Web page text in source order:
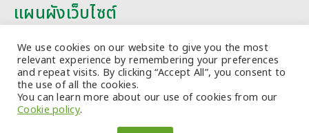
แผนผังเว็บไซต์
บทความ
We use cookies on our website to give you the most
relevant experience by remembering your preferences
and repeat visits. By clicking “Accept All”, you consent to
the use of all the cookies.
You can learn more about our use of cookies from our
Cookie policy.